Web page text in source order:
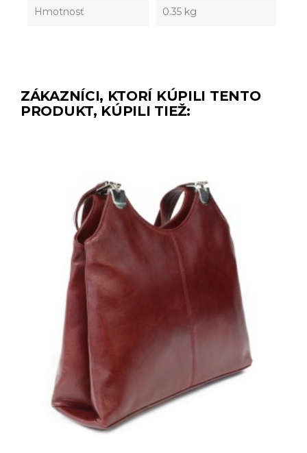
Hmotnosť 0.35 kg
ZÁKAZNÍCI, KTORÍ KÚPILI TENTO
PRODUKT, KÚPILI TIEŽ: